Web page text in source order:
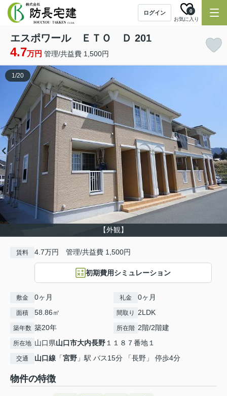
ログイン
お気に入り
0
エスポワール ＥＴＯ Ｄ 201
4.7万円 管理/共益費 1,500円
【外観】
1/20
賃料 4.7万円 管理/共益費 1,500円
初期費用シミュレーション
敷金 0ヶ月 礼金 0ヶ月
面積 58.86㎡ 間取り 2LDK
築年数 築20年 所在階 2階/2階建
所在地 山口県山口市大内長野１１８７番地１
交通 山口線 「宮野 」駅 バス15分 「長野」 停歩4分
物件の特徴